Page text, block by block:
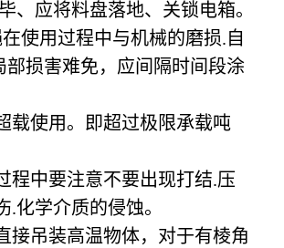
、应将料盘落地、关锁电箱。
使用过程中与机械的磨损.自
部损害难免，应间隔时间段涂
载使用。即超过极限承载吨
程中要注意不要出现打结.压
.化学介质的侵蚀。
接吊装高温物体，对于有棱角